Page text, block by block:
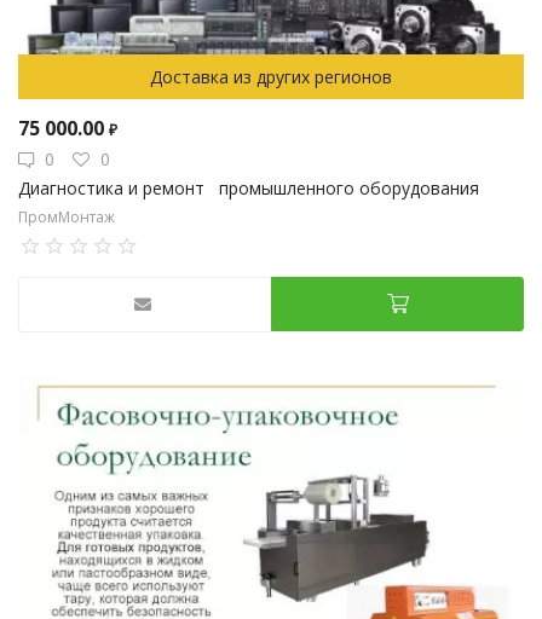
Доставка из других регионов
75 000.00 ₽
0
0
Диагностика и ремонт промышленного оборудования
ПромМонтаж